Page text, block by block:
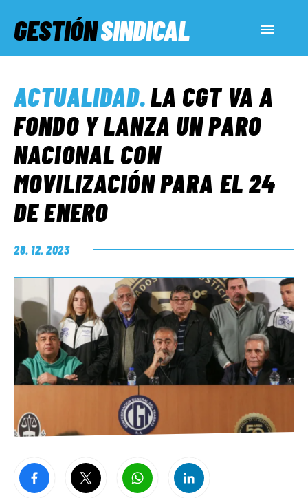
GESTIÓNSINDICAL
SERVICIOS SOCIALES
INFORMES ESPECIALES
FUERA DE MEGÁFONO
EL LADO «G»
ACTUALIDAD.LA CGT VA A
FONDO Y LANZA UN PARO
NACIONAL CON
MOVILIZACIÓN PARA EL 24
DE ENERO
28. 12. 2023